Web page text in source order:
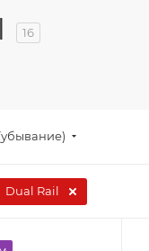
16
Dual Rail